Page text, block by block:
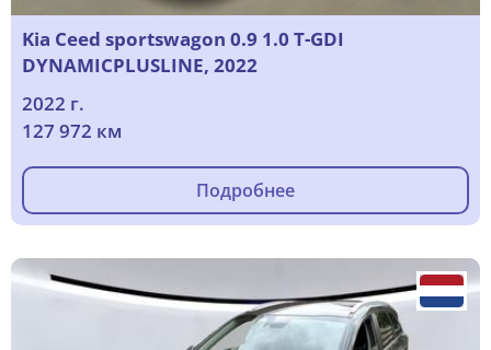
Kia Ceed sportswagon 0.9 1.0 T-GDI
DYNAMICPLUSLINE, 2022
2022 г.
127 972 км
Подробнее